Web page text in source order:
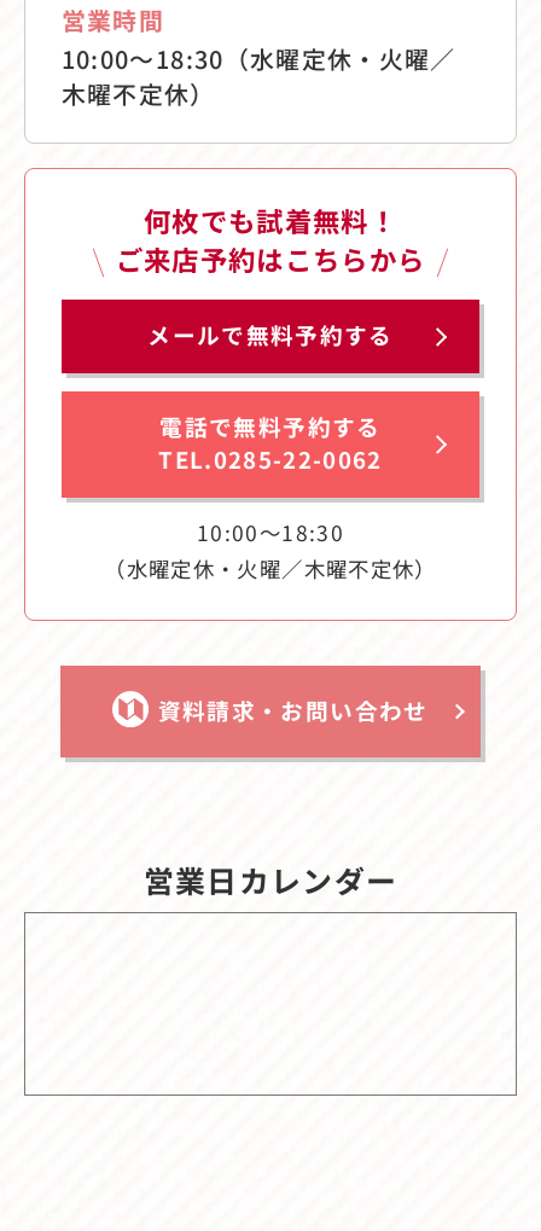
営業時間
10:00〜18:30（水曜定休・火曜／
木曜不定休）
何枚でも試着無料！
ご来店予約はこちらから
メールで無料予約する
電話で無料予約する
TEL.0285-22-0062
10:00〜18:30
（水曜定休・火曜／木曜不定休）
資料請求・お問い合わせ
営業日カレンダー